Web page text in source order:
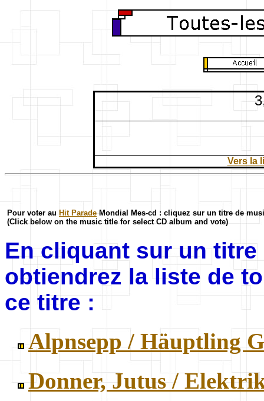
Vers la
Pour voter au Hit Parade Mondial Mes-cd : cliquez sur un titre de
(Click below on the music title for select CD album and vote)
En cliquant sur un
obtiendrez la liste de
ce titre :
Alpnsepp / Häuptling
Donner, Jutus /